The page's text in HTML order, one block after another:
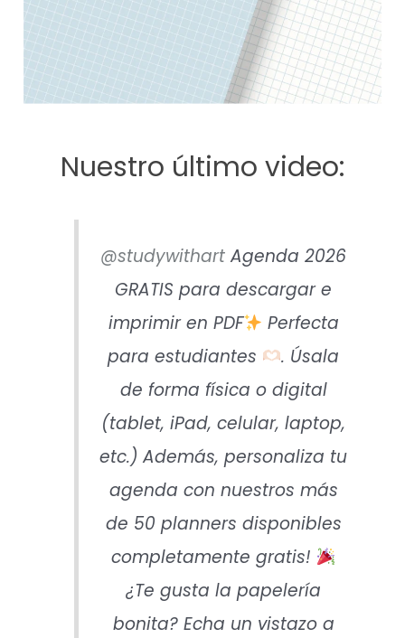
Nuestro último video:
@studywithart Agenda 2026
GRATIS para descargar e
imprimir en PDF
Perfecta
para estudiantes
. Úsala
de forma física o digital
(tablet, iPad, celular, laptop,
etc.) Además, personaliza tu
agenda con nuestros más
de 50 planners disponibles
completamente gratis!
¿Te gusta la papelería
bonita? Echa un vistazo a